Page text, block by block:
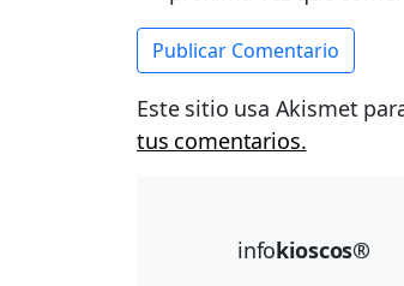
Este sitio usa Akismet
tus comentarios.
infokioscos®